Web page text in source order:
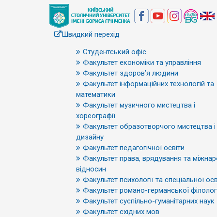
Швидкий перехід
Студентський офіс
Факультет економіки та управління
Факультет здоров’я людини
Факультет інформаційних технологій та
математики
Факультет музичного мистецтва і
хореографії
Факультет образотворчого мистецтва і
дизайну
Факультет педагогічної освіти
Факультет права, врядування та
відносин
Факультет психології та спеціальної
Факультет романо-германської
Факультет суспільно-гуманітарних наук
Факультет східних мов